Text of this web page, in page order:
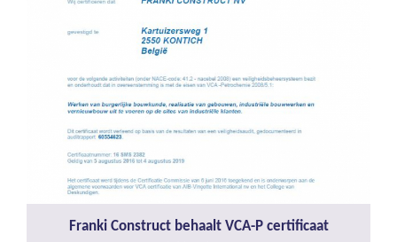
Franki Construct behaalt VCA-P certificaat